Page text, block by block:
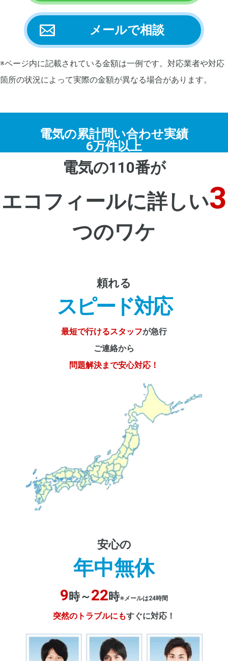
メールで相談
※ページ内に記載されている金額は一例です。対応業者や対応
箇所の状況によって実際の金額が異なる場合があります。
電気の累計問い合わせ実績
6万件以上
電気の110番が
エコフィールに詳しい3
つのワケ
頼れる
スピード対応
最短で行けるスタッフが急行
ご連絡から
問題解決まで安心対応！
安心の
年中無休
9時～22時※メールは24時間
突然のトラブルにもすぐに対応！